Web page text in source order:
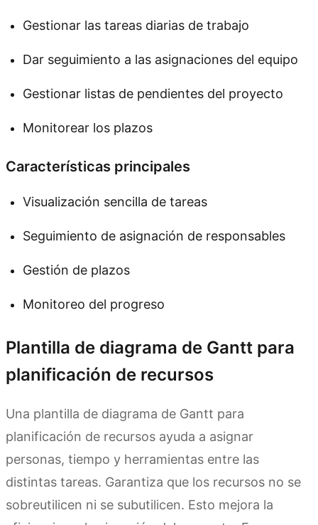
Gestionar las tareas diarias de trabajo
Dar seguimiento a las asignaciones del equipo
Gestionar listas de pendientes del proyecto
Monitorear los plazos
Características principales
Visualización sencilla de tareas
Seguimiento de asignación de responsables
Gestión de plazos
Monitoreo del progreso
Plantilla de diagrama de Gantt para
planificación de recursos
Una plantilla de diagrama de Gantt para
planificación de recursos ayuda a asignar
personas, tiempo y herramientas entre las
distintas tareas. Garantiza que los recursos no se
sobreutilicen ni se subutilicen. Esto mejora la